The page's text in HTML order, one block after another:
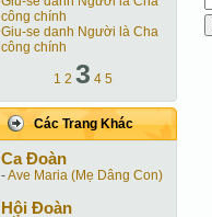
công chính
Giu-se danh Người là Cha
công chính
1 2 3 4 5
Các Trang Khác
Ca Ðoàn
-Ave Maria (Mẹ Dâng Con)
Hội Ðoàn